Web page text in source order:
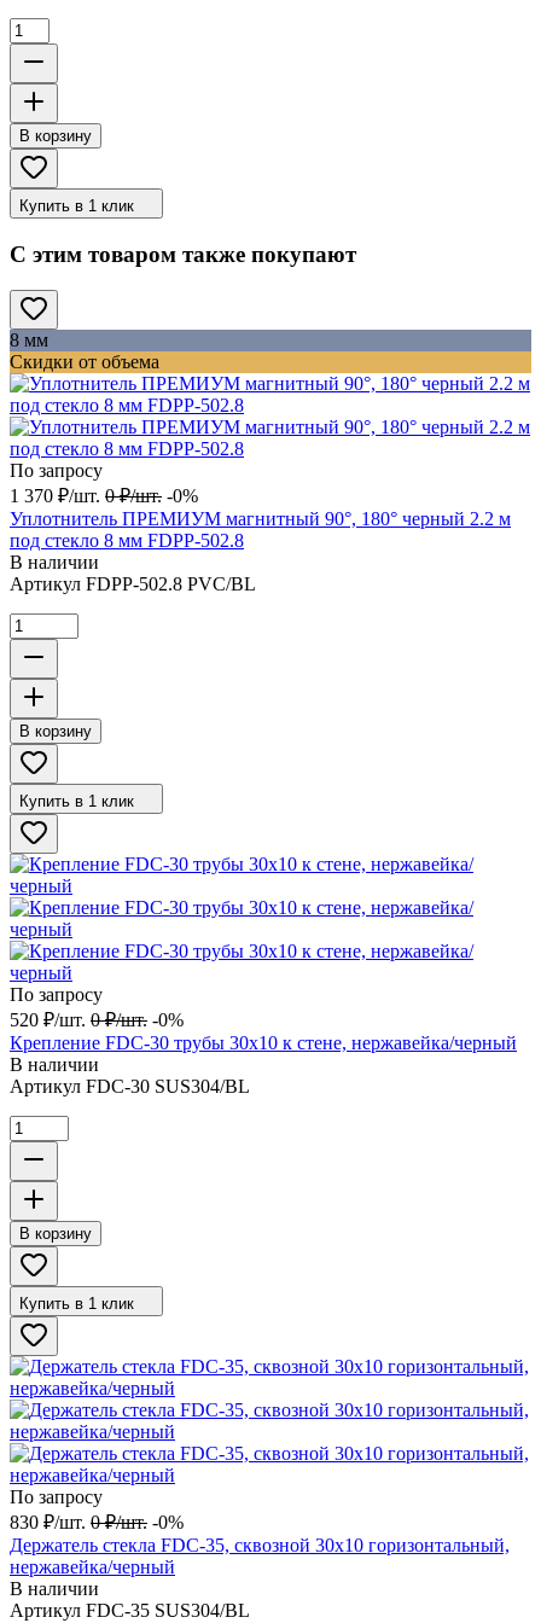
В корзину
Купить в 1 клик
С этим товаром также покупают
8 мм
Скидки от объема
По запросу
1 370 ₽/шт. 0 ₽/шт. -0%
Уплотнитель ПРЕМИУМ магнитный 90°, 180° черный 2.2 м
под стекло 8 мм FDPP-502.8
В наличии
Артикул FDPP-502.8 PVC/BL
В корзину
Купить в 1 клик
По запросу
520 ₽/шт. 0 ₽/шт. -0%
Крепление FDC-30 трубы 30х10 к стене, нержавейка/черный
В наличии
Артикул FDC-30 SUS304/BL
В корзину
Купить в 1 клик
По запросу
830 ₽/шт. 0 ₽/шт. -0%
Держатель стекла FDC-35, сквозной 30х10 горизонтальный,
нержавейка/черный
В наличии
Артикул FDC-35 SUS304/BL